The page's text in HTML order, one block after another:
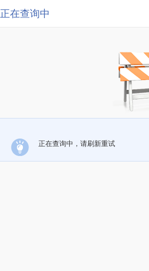
正在查询中
正在查询中，请刷新重试